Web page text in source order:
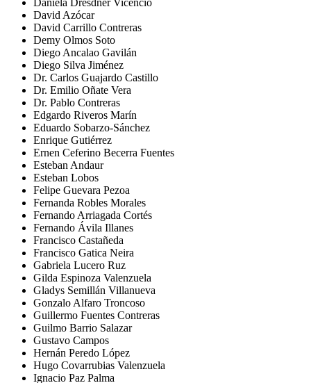
Daniela Dresdner Vicencio
David Azócar
David Carrillo Contreras
Demy Olmos Soto
Diego Ancalao Gavilán
Diego Silva Jiménez
Dr. Carlos Guajardo Castillo
Dr. Emilio Oñate Vera
Dr. Pablo Contreras
Edgardo Riveros Marín
Eduardo Sobarzo-Sánchez
Enrique Gutiérrez
Ernen Ceferino Becerra Fuentes
Esteban Andaur
Esteban Lobos
Felipe Guevara Pezoa
Fernanda Robles Morales
Fernando Arriagada Cortés
Fernando Ávila Illanes
Francisco Castañeda
Francisco Gatica Neira
Gabriela Lucero Ruz
Gilda Espinoza Valenzuela
Gladys Semillán Villanueva
Gonzalo Alfaro Troncoso
Guillermo Fuentes Contreras
Guilmo Barrio Salazar
Gustavo Campos
Hernán Peredo López
Hugo Covarrubias Valenzuela
Ignacio Paz Palma